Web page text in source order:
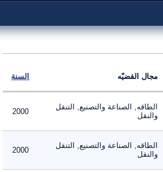
مجال القضيّه السنة
الطاقه, الصناعة والتصنيع, التنقل
والنقل
2000
الطاقه, الصناعة والتصنيع, التنقل
والنقل
2000